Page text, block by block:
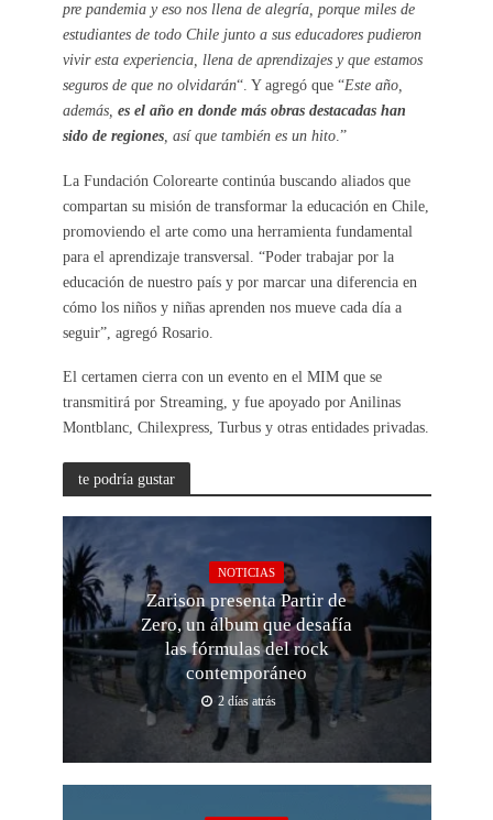
pre pandemia y eso nos llena de alegría, porque miles de
estudiantes de todo Chile junto a sus educadores pudieron
vivir esta experiencia, llena de aprendizajes y que estamos
seguros de que no olvidarán“. Y agregó que “Este año,
además, es el año en donde más obras destacadas han
sido de regiones, así que también es un hito.”
La Fundación Colorearte continúa buscando aliados que
compartan su misión de transformar la educación en Chile,
promoviendo el arte como una herramienta fundamental
para el aprendizaje transversal. “Poder trabajar por la
educación de nuestro país y por marcar una diferencia en
cómo los niños y niñas aprenden nos mueve cada día a
seguir”, agregó Rosario.
El certamen cierra con un evento en el MIM que se
transmitirá por Streaming, y fue apoyado por Anilinas
Montblanc, Chilexpress, Turbus y otras entidades privadas.
te podría gustar
NOTICIAS
Zarison presenta Partir de
Zero, un álbum que desafía
las fórmulas del rock
contemporáneo
2 días atrás